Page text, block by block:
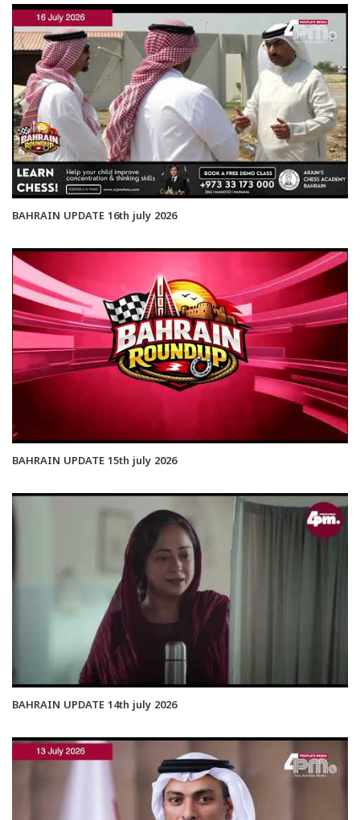
BAHRAIN UPDATE 16th july 2026
BAHRAIN UPDATE 15th july 2026
BAHRAIN UPDATE 14th july 2026